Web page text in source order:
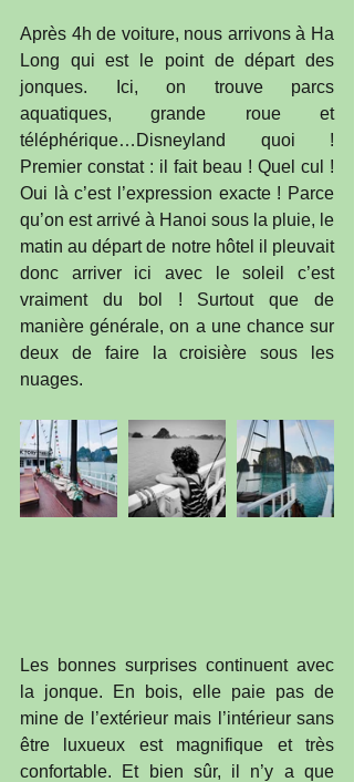
Après 4h de voiture, nous arrivons à Ha
Long qui est le point de départ des
jonques. Ici, on trouve parcs
aquatiques, grande roue et
téléphérique…Disneyland quoi !
Premier constat : il fait beau ! Quel cul !
Oui là c’est l’expression exacte ! Parce
qu’on est arrivé à Hanoi sous la pluie, le
matin au départ de notre hôtel il pleuvait
donc arriver ici avec le soleil c’est
vraiment du bol ! Surtout que de
manière générale, on a une chance sur
deux de faire la croisière sous les
nuages.
Les bonnes surprises continuent avec
la jonque. En bois, elle paie pas de
mine de l’extérieur mais l’intérieur sans
être luxueux est magnifique et très
confortable. Et bien sûr, il n’y a que